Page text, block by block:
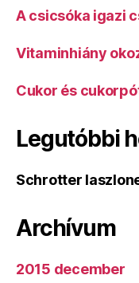
A csicsóka igazi
Vitaminhiány
Cukor és
Legutóbbi
Schrotter
Archívum
2015 december